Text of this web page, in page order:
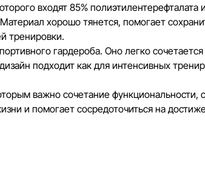
входят 85% полиэтилентерефталата
хорошо тянется, помогает
тренировки.
гардероба. Оно легко
подходит как для интенсивных
важно сочетание функциональности,
и помогает сосредоточиться на